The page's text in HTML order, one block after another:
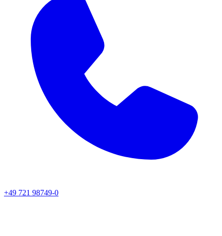
+49 721 98749-0